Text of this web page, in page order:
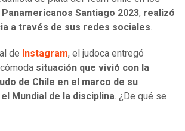
Santiago 2023, realizó
a través de sus redes sociales.
de Instagram, el judoca entregó
situación que vivió con la
de Chile en el marco de su
Mundial de la disciplina. ¿De qué se